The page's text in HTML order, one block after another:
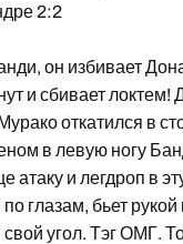
2:2
он избивает
и сбивает локтем!
откатился в
в левую ногу
атаку и легдроп в
глазам, бьет рукой
свой угол. Тэг ОМГ.